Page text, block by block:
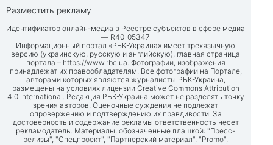
Разместить рекламу
Идентификатор онлайн-медиа в Реестре субъектов в сфере медиа
— R40-05347
Информационный портал «РБК-Украина» имеет трехязычную
версию (украинскую, русскую и английскую), главная страница
портала – https://www.rbc.ua. Фотографии, изображения
принадлежат их правообладателям. Все фотографии на Портале,
авторами которых являются журналисты РБК-Украина,
размещены на условиях лицензии Creative Commons Attribution
4.0 International. Редакция РБК-Украина может не разделять точку
зрения авторов. Оценочные суждения не подлежат
опровержению и подтверждению их правдивости. За
достоверность и содержание рекламы ответственность несет
рекламодатель. Материалы, обозначенные плашкой: "Пресс-
релизы", "Спецпроект", "Партнерский материал", "Promo",